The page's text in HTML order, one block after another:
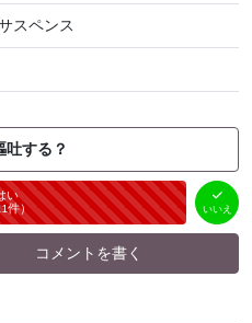
スペンス
吐する？
い
件） 未投票
いいえ
（ 0件）
いいえ
コメントを書く